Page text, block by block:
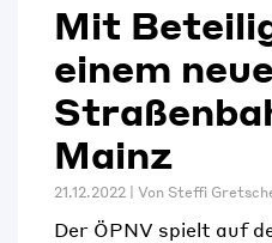
Mit
einem
Mainz
21.12.2022 | Von Steffi
Der ÖPNV spielt auf